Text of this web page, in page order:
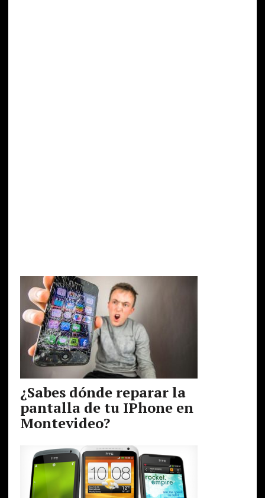
¿Sabes dónde reparar la
pantalla de tu IPhone en
Montevideo?